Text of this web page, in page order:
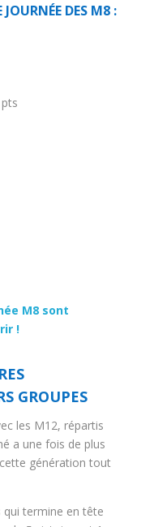
DES M8 :
M8 sont
!
GROUPES
les M12, répartis
a une fois de plus
génération tout
qui termine en tête